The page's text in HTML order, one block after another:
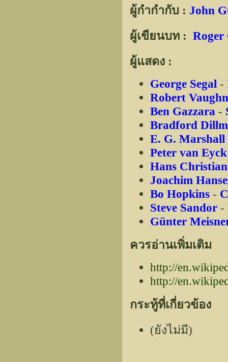
ผู้กำกำกับ : John
ผู้เขียนบท : Roger
ผู้แสดง :
George Segal -
Robert
Ben Gazzara -
Bradford
E. G. Marshall
Peter van
Hans
Joachim
Bo Hopkins -
Steve Sandor -
Günter
ควรอ่านเพิ่มเติม
http://
http://
กระทู้ที่เกี่ยวข้อง
(ยังไม่มี)